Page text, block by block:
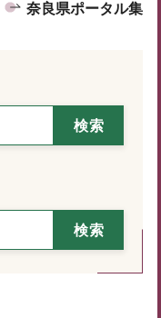
奈良県ポータル集